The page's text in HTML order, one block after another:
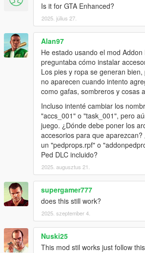
Is it for GTA Enhanced?
2025. július 27.
Alan97
He estado usando el mod Addon
preguntaba cómo instalar
Los pies y ropa se generan
no aparecen cuando intento
como gafas, sombreros y cosas
Incluso intenté cambiar los
"accs_001" o "task_001", pero
juego. ¿Dónde debe poner los
accesorios para que
un "pedprops.rpf" o
Ped DLC incluido?
2025. augusztus 21.
supergamer777
does this still work?
2025. szeptember 4.
Nuski25
This mod stil works just follow